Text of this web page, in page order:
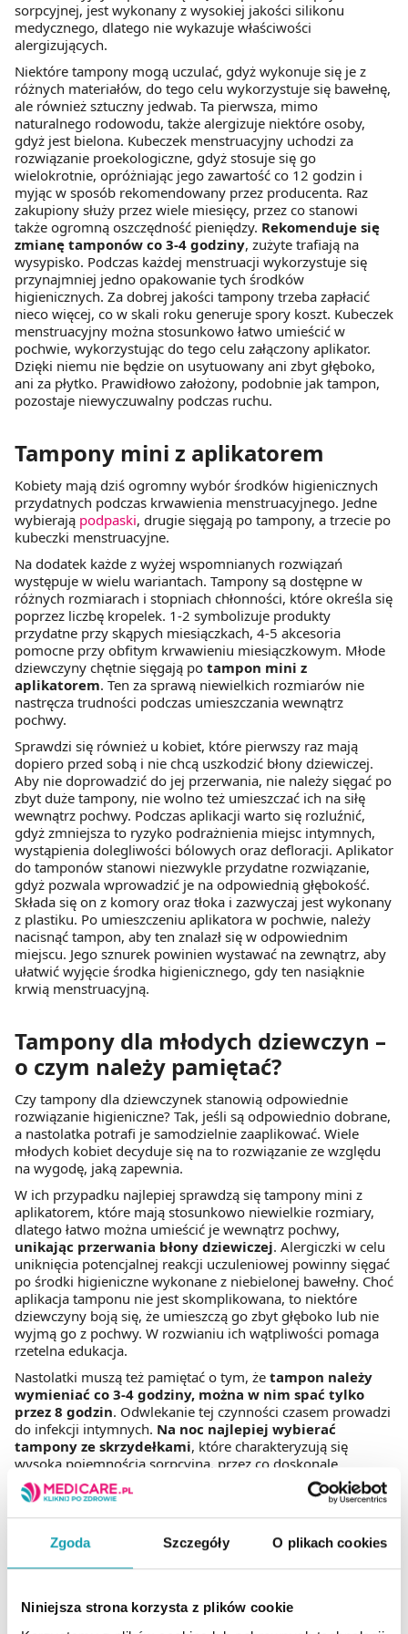
Zgoda Szczegóły O plikach cookies
Niniejsza strona korzysta z plików cookie
sorpcyjnej, jest wykonany z wysokiej jakości silikonu
medycznego, dlatego nie wykazuje właściwości
alergizujących.
Niektóre tampony mogą uczulać, gdyż wykonuje się je z
różnych materiałów, do tego celu wykorzystuje się bawełnę,
ale również sztuczny jedwab. Ta pierwsza, mimo
naturalnego rodowodu, także alergizuje niektóre osoby,
gdyż jest bielona. Kubeczek menstruacyjny uchodzi za
rozwiązanie proekologiczne, gdyż stosuje się go
wielokrotnie, opróżniając jego zawartość co 12 godzin i
myjąc w sposób rekomendowany przez producenta. Raz
zakupiony służy przez wiele miesięcy, przez co stanowi
także ogromną oszczędność pieniędzy. Rekomenduje się
zmianę tamponów co 3-4 godziny, zużyte trafiają na
wysypisko. Podczas każdej menstruacji wykorzystuje się
przynajmniej jedno opakowanie tych środków
higienicznych. Za dobrej jakości tampony trzeba zapłacić
nieco więcej, co w skali roku generuje spory koszt. Kubeczek
menstruacyjny można stosunkowo łatwo umieścić w
pochwie, wykorzystując do tego celu załączony aplikator.
Dzięki niemu nie będzie on usytuowany ani zbyt głęboko,
ani za płytko. Prawidłowo założony, podobnie jak tampon,
pozostaje niewyczuwalny podczas ruchu.
Tampony mini z aplikatorem
Kobiety mają dziś ogromny wybór środków higienicznych
przydatnych podczas krwawienia menstruacyjnego. Jedne
wybierają podpaski, drugie sięgają po tampony, a trzecie po
kubeczki menstruacyjne.
Na dodatek każde z wyżej wspomnianych rozwiązań
występuje w wielu wariantach. Tampony są dostępne w
różnych rozmiarach i stopniach chłonności, które określa się
poprzez liczbę kropelek. 1-2 symbolizuje produkty
przydatne przy skąpych miesiączkach, 4-5 akcesoria
pomocne przy obfitym krwawieniu miesiączkowym. Młode
dziewczyny chętnie sięgają po tampon mini z
aplikatorem. Ten za sprawą niewielkich rozmiarów nie
nastręcza trudności podczas umieszczania wewnątrz
pochwy.
Sprawdzi się również u kobiet, które pierwszy raz mają
dopiero przed sobą i nie chcą uszkodzić błony dziewiczej.
Aby nie doprowadzić do jej przerwania, nie należy sięgać po
zbyt duże tampony, nie wolno też umieszczać ich na siłę
wewnątrz pochwy. Podczas aplikacji warto się rozluźnić,
gdyż zmniejsza to ryzyko podrażnienia miejsc intymnych,
wystąpienia dolegliwości bólowych oraz defloracji. Aplikator
do tamponów stanowi niezwykle przydatne rozwiązanie,
gdyż pozwala wprowadzić je na odpowiednią głębokość.
Składa się on z komory oraz tłoka i zazwyczaj jest wykonany
z plastiku. Po umieszczeniu aplikatora w pochwie, należy
nacisnąć tampon, aby ten znalazł się w odpowiednim
miejscu. Jego sznurek powinien wystawać na zewnątrz, aby
ułatwić wyjęcie środka higienicznego, gdy ten nasiąknie
krwią menstruacyjną.
Tampony dla młodych dziewczyn –
o czym należy pamiętać?
Czy tampony dla dziewczynek stanowią odpowiednie
rozwiązanie higieniczne? Tak, jeśli są odpowiednio dobrane,
a nastolatka potrafi je samodzielnie zaaplikować. Wiele
młodych kobiet decyduje się na to rozwiązanie ze względu
na wygodę, jaką zapewnia.
W ich przypadku najlepiej sprawdzą się tampony mini z
aplikatorem, które mają stosunkowo niewielkie rozmiary,
dlatego łatwo można umieścić je wewnątrz pochwy,
unikając przerwania błony dziewiczej. Alergiczki w celu
uniknięcia potencjalnej reakcji uczuleniowej powinny sięgać
po środki higieniczne wykonane z niebielonej bawełny. Choć
aplikacja tamponu nie jest skomplikowana, to niektóre
dziewczyny boją się, że umieszczą go zbyt głęboko lub nie
wyjmą go z pochwy. W rozwianiu ich wątpliwości pomaga
rzetelna edukacja.
Nastolatki muszą też pamiętać o tym, że tampon należy
wymieniać co 3-4 godziny, można w nim spać tylko
przez 8 godzin. Odwlekanie tej czynności czasem prowadzi
do infekcji intymnych. Na noc najlepiej wybierać
tampony ze skrzydełkami, które charakteryzują się
wysoką pojemnością sorpcyjną, przez co doskonale
pochłaniają krew menstruacyjną. Młode dziewczyny muszą
w sobie wykształcić nie tylko nawyk regularnej wymiany
tamponów, ale także zadbać o aspekt higieniczny tej
czynności. Należy ją wykonywać po wcześniejszym umyciu
rąk, dbając o odpowiednie rozluźnienie mięśni pochwy.
Jakie zalety mają tampony?